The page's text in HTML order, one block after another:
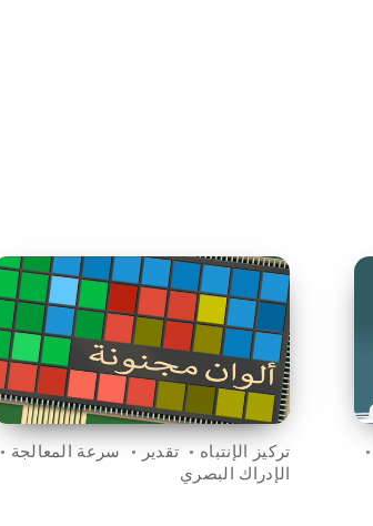
تركيز الإنتباه تقدير
سرعة المعالجة
الإدراك البصري